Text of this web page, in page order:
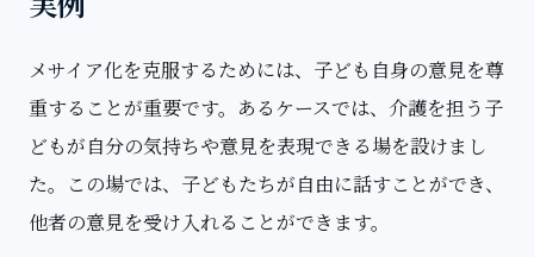
メサイア化を克服するためには、子ども自身の意見を尊
重することが重要です。あるケースでは、介護を担う子
どもが自分の気持ちや意見を表現できる場を設けまし
た。この場では、子どもたちが自由に話すことができ、
他者の意見を受け入れることができます。